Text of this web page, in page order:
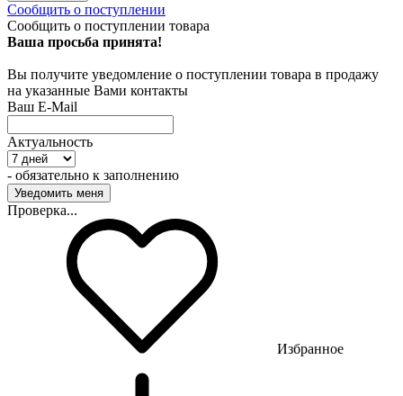
Сообщить о поступлении
Сообщить о поступлении товара
Ваша просьба принята!
Вы получите уведомление о поступлении товара в продажу
на указанные Вами контакты
Ваш E-Mail
Актуальность
- обязательно к заполнению
Проверка...
Избранное